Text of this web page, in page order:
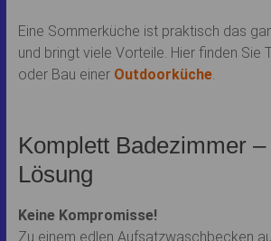
Eine Sommerküche ist praktisch das
und bringt viele Vorteile. Hier finden Sie
oder Bau einer Outdoorküche.
Komplett Badezimmer
Lösung
Keine Kompromisse!
Zu einem edlen Aufsatzwaschbecken